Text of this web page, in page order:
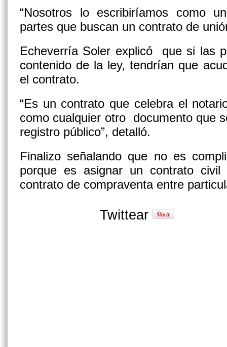
“Nosotros lo escribiríamos como
partes que buscan un contrato de
Echeverría Soler explicó que si las
contenido de la ley, tendrían que
el contrato.
“Es un contrato que celebra el
como cualquier otro documento que
registro público”, detalló.
Finalizo señalando que no es
porque es asignar un contrato
contrato de compraventa entre
Twittear